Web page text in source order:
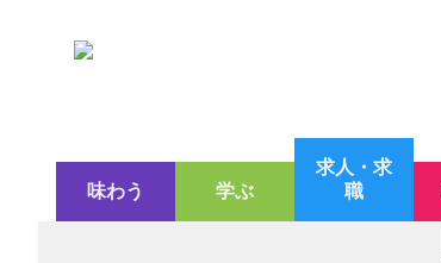
味わう 学ぶ
求人・求
職